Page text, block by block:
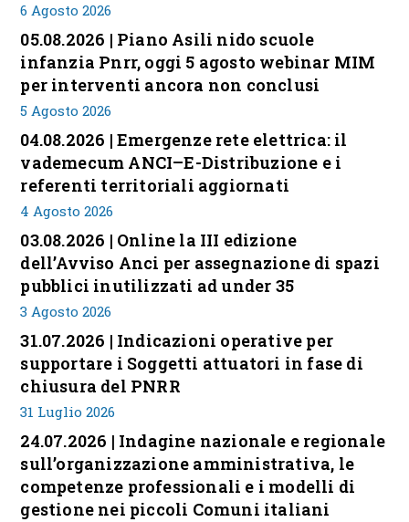
6 Agosto 2026
05.08.2026 | Piano Asili nido scuole
infanzia Pnrr, oggi 5 agosto webinar MIM
per interventi ancora non conclusi
5 Agosto 2026
04.08.2026 | Emergenze rete elettrica: il
vademecum ANCI–E-Distribuzione e i
referenti territoriali aggiornati
4 Agosto 2026
03.08.2026 | Online la III edizione
dell’Avviso Anci per assegnazione di spazi
pubblici inutilizzati ad under 35
3 Agosto 2026
31.07.2026 | Indicazioni operative per
supportare i Soggetti attuatori in fase di
chiusura del PNRR
31 Luglio 2026
24.07.2026 | Indagine nazionale e regionale
sull’organizzazione amministrativa, le
competenze professionali e i modelli di
gestione nei piccoli Comuni italiani